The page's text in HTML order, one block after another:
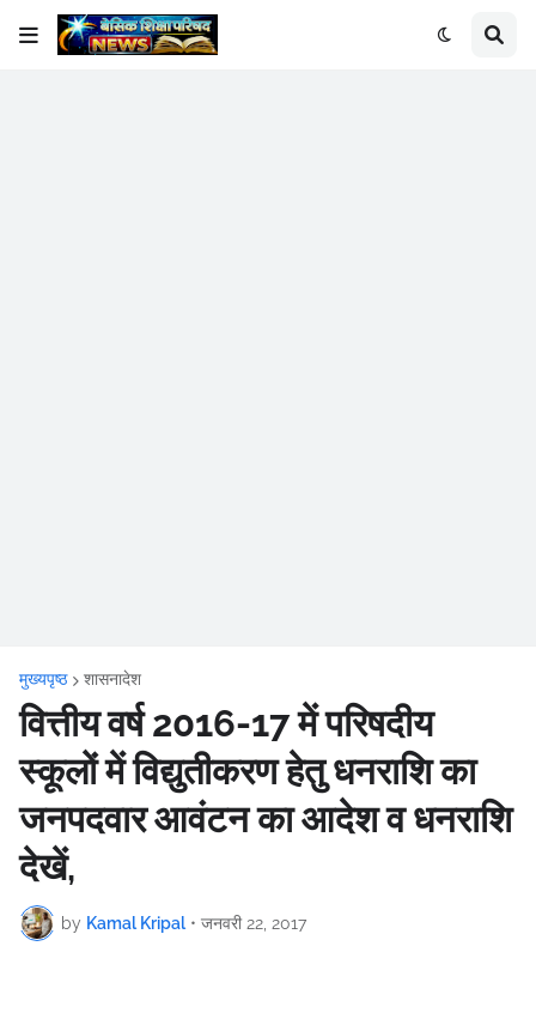
मुख्यपृष्ठ शासनादेश
वित्तीय वर्ष 2016-17 में परिषदीय
स्कूलों में विद्युतीकरण हेतु धनराशि का
जनपदवार आवंटन का आदेश व धनराशि
देखें,
by Kamal Kripal • जनवरी 22, 2017